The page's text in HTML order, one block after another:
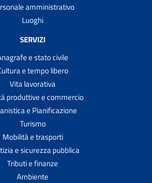
amministrativo
Luoghi
SERVIZI
e stato civile
e tempo libero
Vita lavorativa
produttive e commercio
e Pianificazione
Turismo
Mobilità e trasporti
e sicurezza pubblica
Tributi e finanze
Ambiente